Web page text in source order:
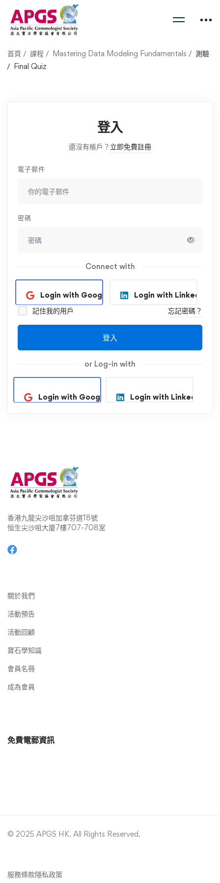
首頁 課程 Mastering Data Modeling Fundamentals
測驗
Final Quiz
登入
還沒有帳戶？ 立即免費註冊
電子郵件
密碼
Connect with
Login with Google
Login with Linkedin
記住我的用戶
忘記密碼？
登入
or Log-in with
Login with Google Login with Linkedin
香港九龍尖沙咀加拿芬道18號
恒生尖沙咀大廈7樓707-708室
關於我們
活動預告
活動回顧
寶石學知識
會員名冊
成為會員
免費電郵資訊
© 2025 APGS HK. All Rights Reserved.
服務條款隱私政策